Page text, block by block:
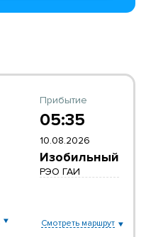
Прибытие
05:35
10.08.2026
Изобильный
РЭО ГАИ
Смотреть маршрут